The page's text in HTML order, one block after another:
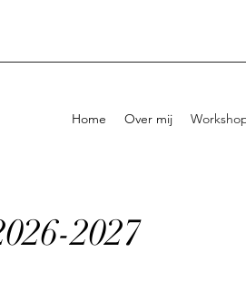
Home Over mij
2027